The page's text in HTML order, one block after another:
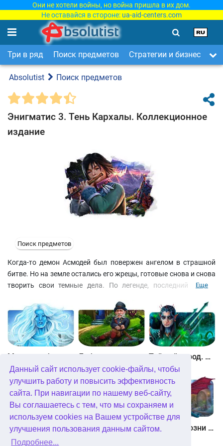
Данный сайт использует cookie-файлы, чтобы
улучшить работу и повысить эффективность
сайта. При навигации по нашему веб-сайту,
Вы соглашаетесь с тем, что мы сохраняем и
используем cookies на Вашем устройстве для
улучшения пользования данным сайтом.
Подробнее...
Они не хотели войны, но война пришла в их дом.
Не оставайся в стороне: ua-aid-centers.com
Три в ряд Поиск предметов Стратегии и бизнес
Absolutist Поиск предметов
Энигматис 3. Тень Кархалы. Коллекционное
издание
Поиск предметов
Когда-то демон Асмодей был повержен ангелом в страшной
битве. Но на земле остались его жрецы, готовые снова и снова
творить свои темные дела. По легенде, последний из них
кто метит на эту роль! Решайте головоломные задачки,
отыскивайте предметы, проходите мини-игры и возглавьте
расследование серии преступлений. У вас есть инвентарь,
подсказки, карта, журнал с уликами и список задач.
Скачать бесплатно "Энигматис 3. Тень Кархалы"
Еще
Тайный город. Подводное королевство. Коллекционное издание
Небесные земли. Пробуждение гигантов. Коллекционное издание Загадки Нью-Йорка. Пробуждение. Коллекционное издание Химеры. Козни зла. Коллекционное издание